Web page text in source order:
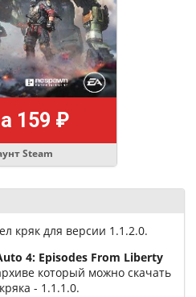
Steam
159 ₽
кряк для версии 1.1.2.0.
4: Episodes From Liberty
который можно скачать
- 1.1.1.0.